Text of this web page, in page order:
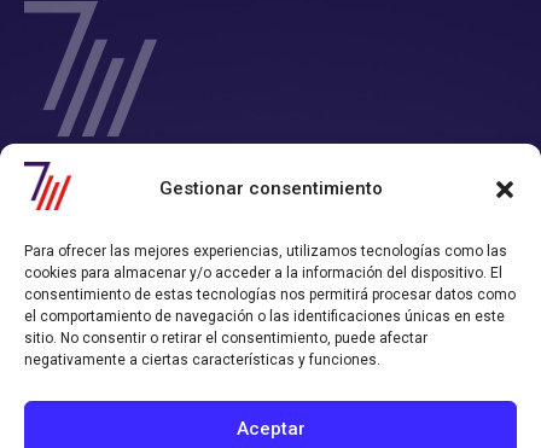
Gestionar consentimiento
Para ofrecer las mejores experiencias, utilizamos tecnologías como las
cookies para almacenar y/o acceder a la información del dispositivo. El
consentimiento de estas tecnologías nos permitirá procesar datos como
el comportamiento de navegación o las identificaciones únicas en este
sitio. No consentir o retirar el consentimiento, puede afectar
negativamente a ciertas características y funciones.
Aceptar
SIETE Y MEDIA - Agencia de Marketing Digital en
Chile
el que consigues tiempo y rentabilidad.
Nos convertimos en tu departamento de Marketing Online, y
trabajamos alineados con los objetivos de ventas que hayas definido.
Política de Privacidad Política de Cookies
CONTACTO AGENCIA